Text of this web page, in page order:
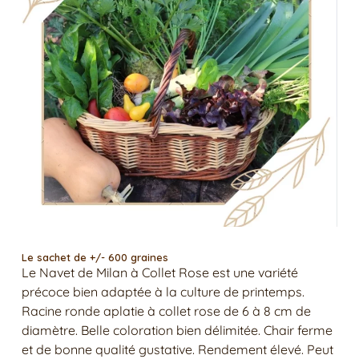
Le sachet de +/- 600 graines
Le Navet de Milan à Collet Rose est une variété
précoce bien adaptée à la culture de printemps.
Racine ronde aplatie à collet rose de 6 à 8 cm de
diamètre. Belle coloration bien délimitée. Chair ferme
et de bonne qualité gustative. Rendement élevé. Peut